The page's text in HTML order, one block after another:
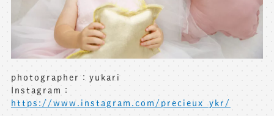
photographer：yukari
Instagram：
https://www.instagram.com/precieux_ykr/